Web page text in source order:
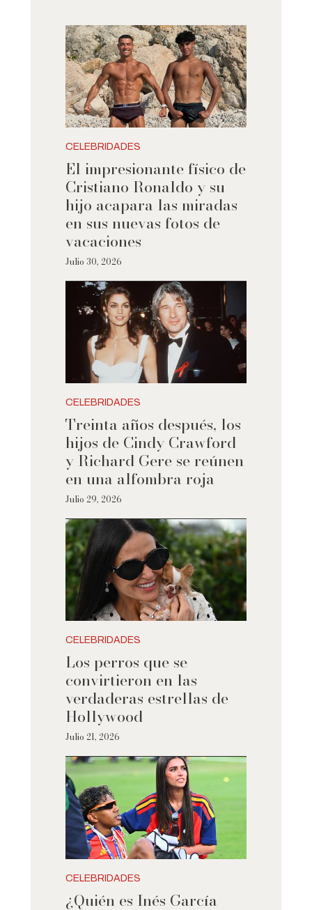
CELEBRIDADES
El impresionante físico de
Cristiano Ronaldo y su
hijo acapara las miradas
en sus nuevas fotos de
vacaciones
Julio 30, 2026
CELEBRIDADES
Treinta años después, los
hijos de Cindy Crawford
y Richard Gere se reúnen
en una alfombra roja
Julio 29, 2026
CELEBRIDADES
Los perros que se
convirtieron en las
verdaderas estrellas de
Hollywood
Julio 21, 2026
CELEBRIDADES
¿Quién es Inés García